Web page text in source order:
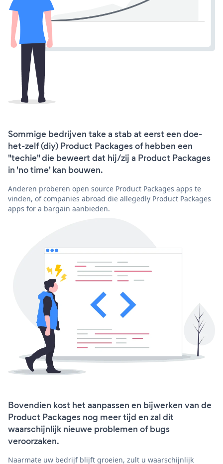
Sommige bedrijven take a stab at eerst een doe-
het-zelf (diy) Product Packages of hebben een
"techie" die beweert dat hij/zij a Product Packages
in 'no time' kan bouwen.
Anderen proberen open source Product Packages apps te
vinden, of companies abroad die allegedly Product Packages
apps for a bargain aanbieden.
Bovendien kost het aanpassen en bijwerken van de
Product Packages nog meer tijd en zal dit
waarschijnlijk nieuwe problemen of bugs
veroorzaken.
Naarmate uw bedrijf blijft groeien, zult u waarschijnlijk